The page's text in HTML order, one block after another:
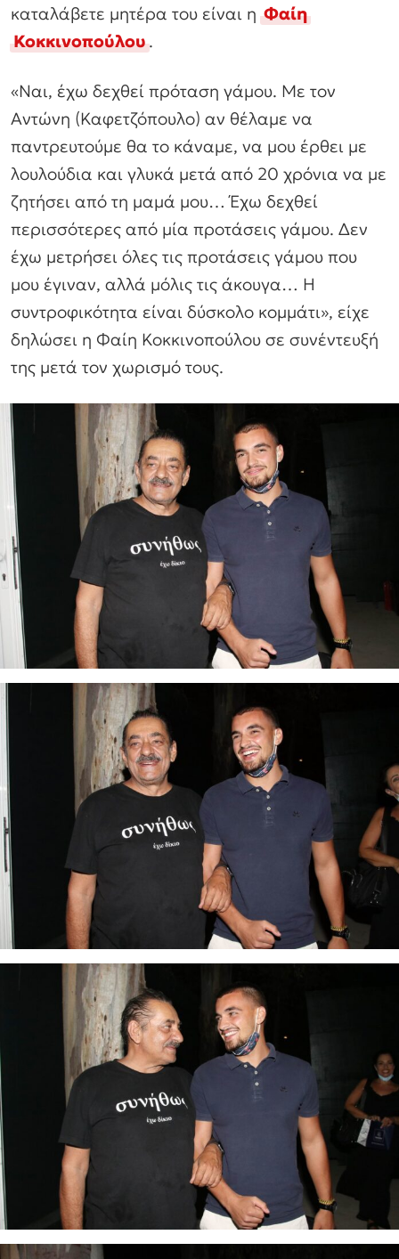
καταλάβετε μητέρα του είναι ηΦαίη
Κοκκινοπούλου.
«Ναι, έχω δεχθεί πρόταση γάμου. Με τον
Αντώνη (Καφετζόπουλο) αν θέλαμε να
παντρευτούμε θα το κάναμε, να μου έρθει με
λουλούδια και γλυκά μετά από 20 χρόνια να με
ζητήσει από τη μαμά μου… Έχω δεχθεί
περισσότερες από μία προτάσεις γάμου. Δεν
έχω μετρήσει όλες τις προτάσεις γάμου που
μου έγιναν, αλλά μόλις τις άκουγα… Η
συντροφικότητα είναι δύσκολο κομμάτι», είχε
δηλώσει η Φαίη Κοκκινοπούλου σε συνέντευξή
της μετά τον χωρισμό τους.